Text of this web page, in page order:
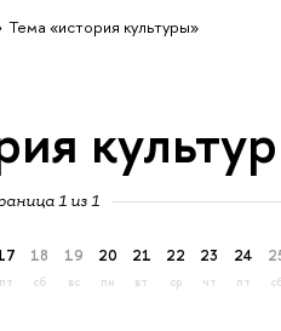
Тема «история культуры»
1 из 1
пт
18
сб
19
вс
20
пн
21
вт
22
ср
23
чт
24
пт